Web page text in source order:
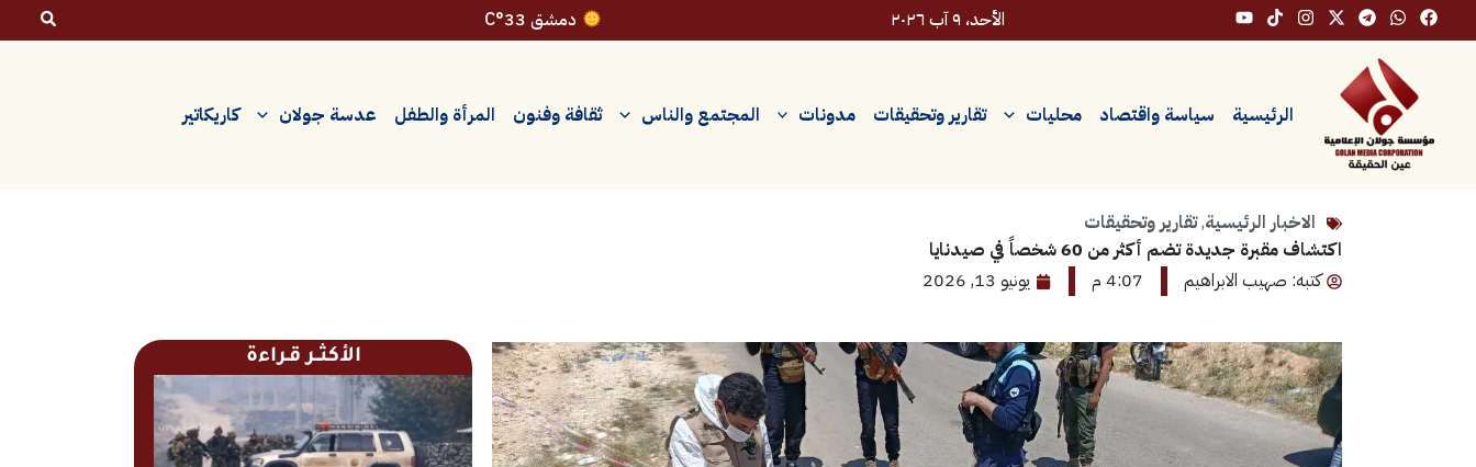
تخطي
إلى
الأحد، ٩ آب ٢٠٢٦ دمشق 33°C
الرئيسية سياسة واقتصاد محليات تقارير وتحقيقات مدونات المجتمع والناس ثقافة وفنون المرأة والطفل عدسة جولان كاريكاتير
الاخبار الرئيسية,تقارير وتحقيقات
اكتشاف مقبرة جديدة تضم أكثر من 60 شخصاً في صيدنايا
كتبه: صهيب الابراهيم
4:07 م يونيو 13, 2026
الأكثــر قـراءة